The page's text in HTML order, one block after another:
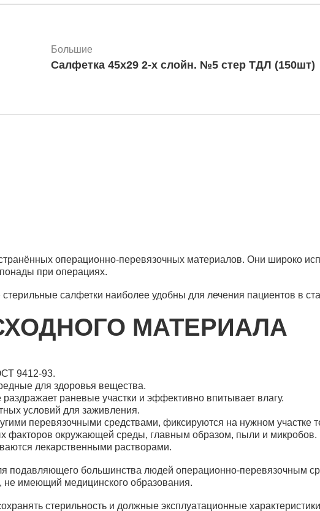
Большие
Салфетка 45х29 2-х слойн. №5 стер ТДЛ (150шт)
операционно-перевязочных материалов. Они широко
при операциях.
салфетки наиболее удобны для лечения пациентов в
МАТЕРИАЛА
9412-93.
для здоровья вещества.
раневые участки и эффективно впитывает влагу.
условий для заживления.
перевязочными средствами, фиксируются на нужном участке
факторов окружающей среды, главным образом, пыли и микробов.
лекарственными растворами.
большинства людей операционно-перевязочным
имеющий медицинского образования.
стерильность и должные эксплуатационные